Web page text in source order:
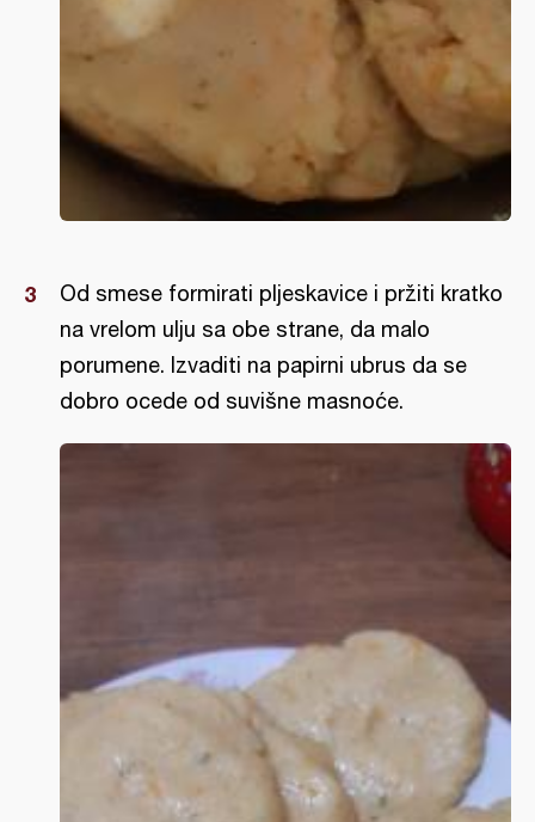
Od smese formirati pljeskavice i pržiti kratko
na vrelom ulju sa obe strane, da malo
porumene. Izvaditi na papirni ubrus da se
dobro ocede od suvišne masnoće.